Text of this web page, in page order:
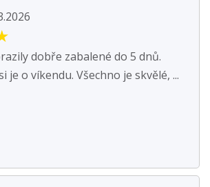
dobře zabalené do 5 dnů.
je o víkendu. Všechno je skvělé, ...